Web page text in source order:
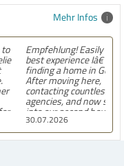
Mehr Infos
Easily the
experience Iâ€™ve had
a home in Germany.
moving here,
countless
agencies, and now settling
our second house, I
know firsthand how
and
the German